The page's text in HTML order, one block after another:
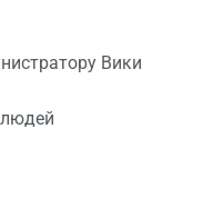
Вики
людей